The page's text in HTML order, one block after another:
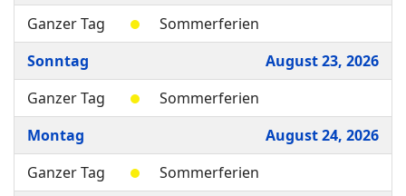
Ganzer Tag
Sommerferien
Sonntag
August 23, 2026
Ganzer Tag
Sommerferien
Montag
August 24, 2026
Ganzer Tag
Sommerferien